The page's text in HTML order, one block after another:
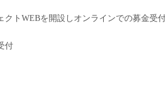
トWEBを開設しオンラインでの募金受
付